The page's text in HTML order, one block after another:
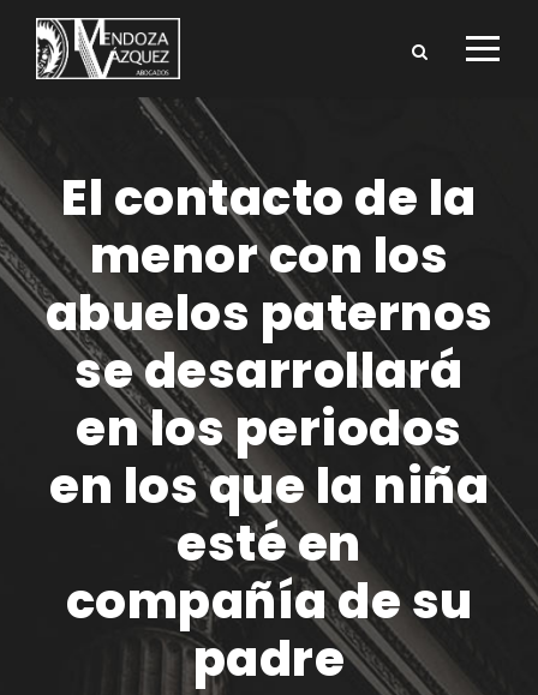
El contacto de la
menor con los
abuelos paternos
se desarrollará
en los periodos
en los que la niña
esté en
compañía de su
padre